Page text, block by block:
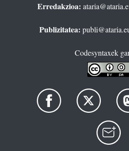
Erredakzioa:
Publizitatea:
Codesyntaxek